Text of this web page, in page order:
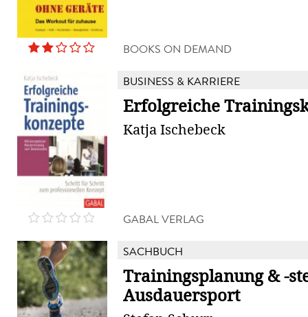
BOOKS ON DEMAND
BUSINESS & KARRIERE
Erfolgreiche
Katja Ischebeck
GABAL VERLAG
SACHBUCH
Trainingsplanung & -
Ausdauersport